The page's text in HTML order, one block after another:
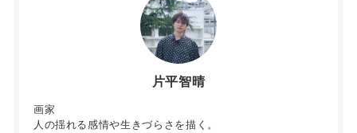
片平智晴
画家
人の揺れる感情や生きづらさを描く。